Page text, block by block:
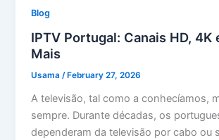
Blog
IPTV Portugal: Canais HD, 4K
Mais
Usama /February 27, 2026
A televisão, tal como a conhecíamos,
sempre. Durante décadas, os
dependeram da televisão por cabo ou